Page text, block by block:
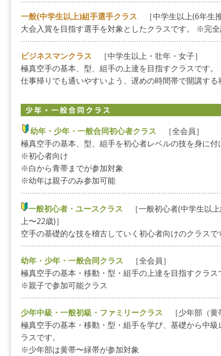
一般(中学生以上)組手選手クラス
［中学生以上(6年生
大会入賞を目指す選手を対象としたクラスです。 ※完
ビジネスマンクラス
［中学生以上・壮年・女子］
極真空手の基本、型、組手の上達を目指すクラスです。
仕事帰りでも通いやすいよう、遅めの時間帯で開講す
幼年・少年・一般合同初心者クラス
［全会員］
極真空手の基本、型、組手を初心者レベルの技を身に
※初心者向け
※白から青帯までが参加対象
※幼年は親子のみ参加可能
一般初心者・ユースクラス
［一般初心者(中学生以
上〜22歳)］
空手の基礎的な技を稽古していく初心者向けのクラスで
幼年・少年・一般合同クラス
［全会員］
極真空手の基本・移動・型・組手の上達を目指すクラス
※親子で参加可能クラス
少年中級・一般初級・ファミリークラス
［少年部（
極真空手の基本・移動・型・組手を学び、基礎から中
ラスです。
※少年部は黄帯〜緑帯が参加対象